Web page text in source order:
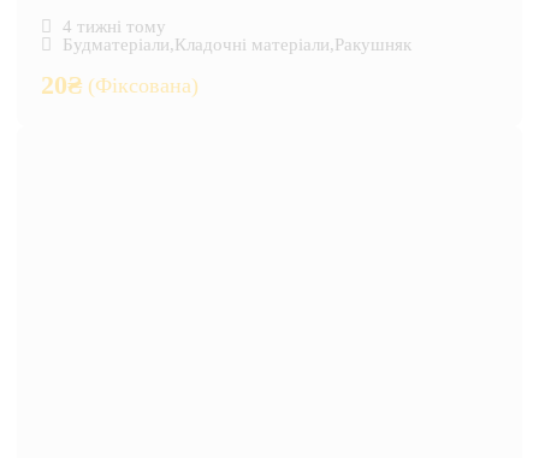
4 тижні тому
Будматеріали,Кладочні матеріали,Ракушняк
20₴ (Фіксована)